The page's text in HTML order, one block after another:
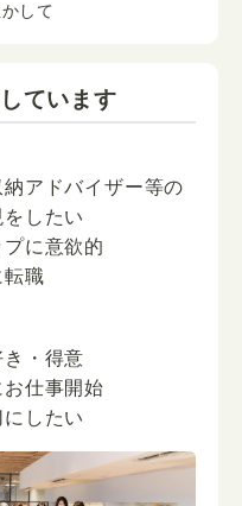
して
ています
アドバイザー等の
したい
に意欲的
転職
・得意
仕事開始
したい